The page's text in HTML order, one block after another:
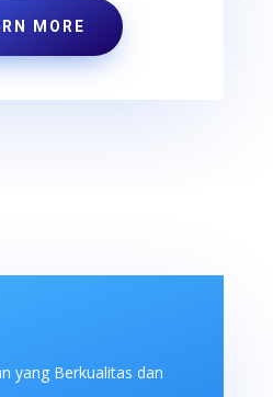
MORE
yang Berkualitas dan